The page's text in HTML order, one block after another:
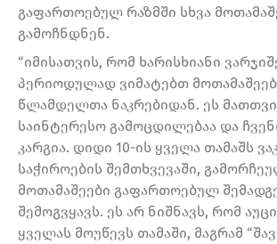
გაფართოებულ რაზმში სხვა
გამოჩნდნენ.
“იმისათვის, რომ ხარისხიანი
პერიოდულად ვიმატებთ
წლამდელთა ნაკრებიდან. ეს
საინტერესო გამოცდილებაა და
კარგია. დიდი 10-ის ყველა თამაშს
საჭიროების შემთხვევაში,
მოთამაშეები გაფართოებულ
შემოგვყავს. ეს არ ნიშნავს, რომ
ყველას მოუწევს თამაში, მაგრამ